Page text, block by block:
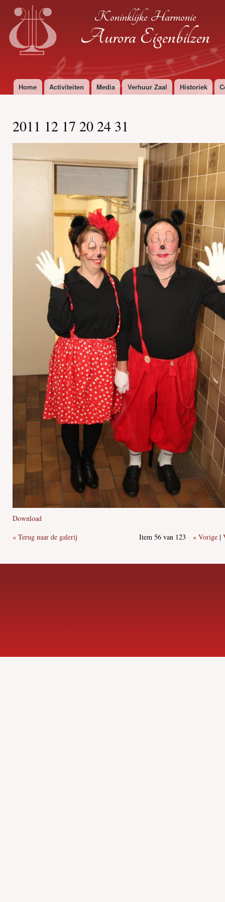
Koninklijke Harmonie
Aurora Eigenbilzen
Hoofdmenu
Home Activiteiten Media Verhuur Zaal Historiek
2011 12 17 20 24 31
Download
« Terug naar de galerij
Item 56 van 123 « Vorige |